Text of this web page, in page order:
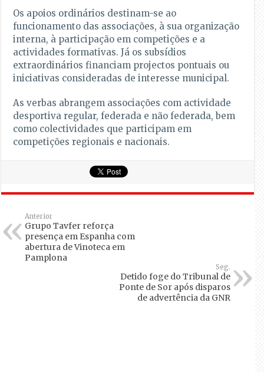
Os apoios ordinários destinam-se ao
funcionamento das associações, à sua organização
interna, à participação em competições e a
actividades formativas. Já os subsídios
extraordinários financiam projectos pontuais ou
iniciativas consideradas de interesse municipal.
As verbas abrangem associações com actividade
desportiva regular, federada e não federada, bem
como colectividades que participam em
competições regionais e nacionais.
Anterior
Grupo Tavfer reforça
presença em Espanha com
abertura de Vinoteca em
Pamplona
Seg.
Detido foge do Tribunal de
Ponte de Sor após disparos
de advertência da GNR